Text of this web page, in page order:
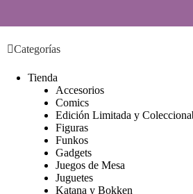
a
t
r
Categorías
Tienda
Accesorios
Comics
Edición Limitada y
Figuras
Funkos
Gadgets
Juegos de Mesa
Juguetes
Katana y Bokken